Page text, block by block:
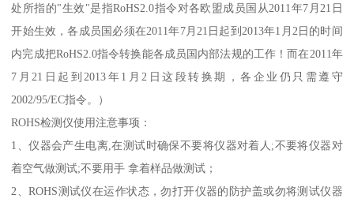
处所指的"生效"是指RoHS2.0指令对各欧盟成员国从2011年7月21日
开始生效，各成员国必须在2011年7月21日起到2013年1月2日的时间
内完成把RoHS2.0指令转换能各成员国内部法规的工作！而在2011年
7月21日起到2013年1月2日这段转换期，各企业仍只需遵守
2002/95/EC指令。）
ROHS检测仪使用注意事项：
1、仪器会产生电离,在测试时确保不要将仪器对着人;不要将仪器对
着空气做测试;不要用手 拿着样品做测试；
2、ROHS测试仪在运作状态，勿打开仪器的防护盖或勿将测试仪器